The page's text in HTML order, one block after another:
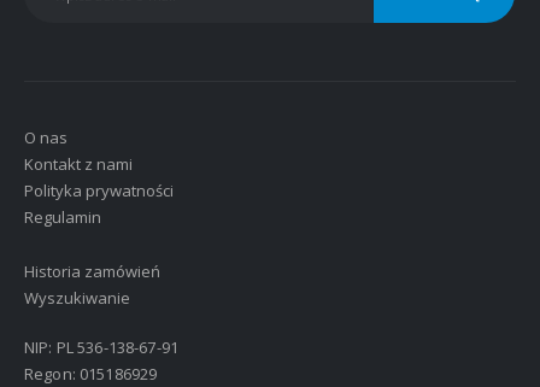
O nas
Kontakt z nami
Polityka prywatności
Regulamin
Historia zamówień
Wyszukiwanie
NIP: PL 536-138-67-91
Regon: 015186929